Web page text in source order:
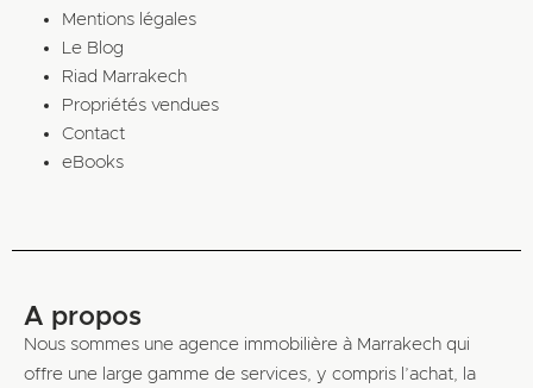
Mentions légales
Le Blog
Riad Marrakech
Propriétés vendues
Contact
eBooks
A propos
Nous sommes une agence immobilière à Marrakech qui
offre une large gamme de services, y compris l’achat, la